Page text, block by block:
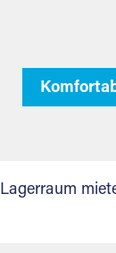
Lagerraum